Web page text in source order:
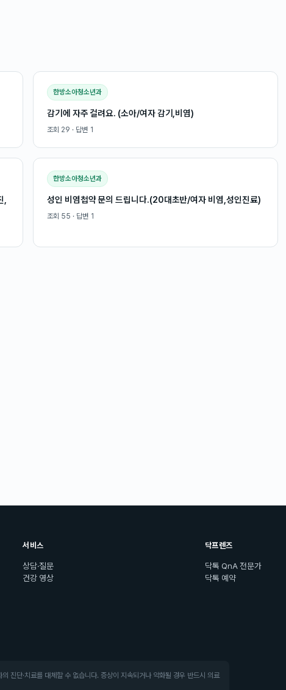
한방소아청소년과
감기에 자주 걸려요. (소아/여자 감기,비염)
조회 29 · 답변 1
한방소아청소년과
성인 비염첩약 문의 드립니다.(20대초반/여자 비염,성인진료)
조회 55 · 답변 1
서비스
상담·질문
건강 영상
닥프렌즈
닥톡 QnA 전문가
닥톡 예약
진단·치료를 대체할 수 없습니다. 증상이 지속되거나 악화될 경우 반드시 의료